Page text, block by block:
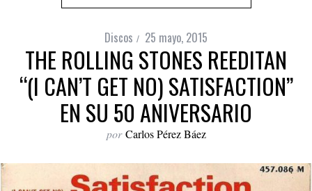
Discos 25 mayo, 2015
THE ROLLING STONES REEDITAN
“(I CAN’T GET NO) SATISFACTION”
EN SU 50 ANIVERSARIO
por Carlos Pérez Báez